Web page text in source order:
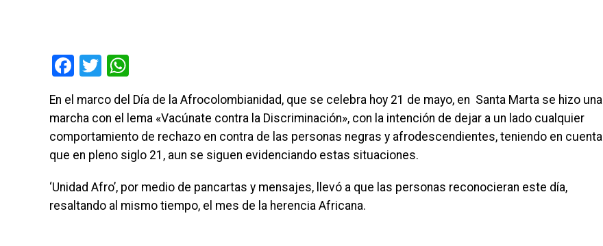
Facebook
Twitter
En el marco del Día de la Afrocolombianidad, que se celebra hoy 21 de mayo, en Santa Marta se hizo una
marcha con el lema «Vacúnate contra la Discriminación», con la intención de dejar a un lado cualquier
comportamiento de rechazo en contra de las personas negras y afrodescendientes, teniendo en cuenta
que en pleno siglo 21, aun se siguen evidenciando estas situaciones.
‘Unidad Afro’, por medio de pancartas y mensajes, llevó a que las personas reconocieran este día,
resaltando al mismo tiempo, el mes de la herencia Africana.